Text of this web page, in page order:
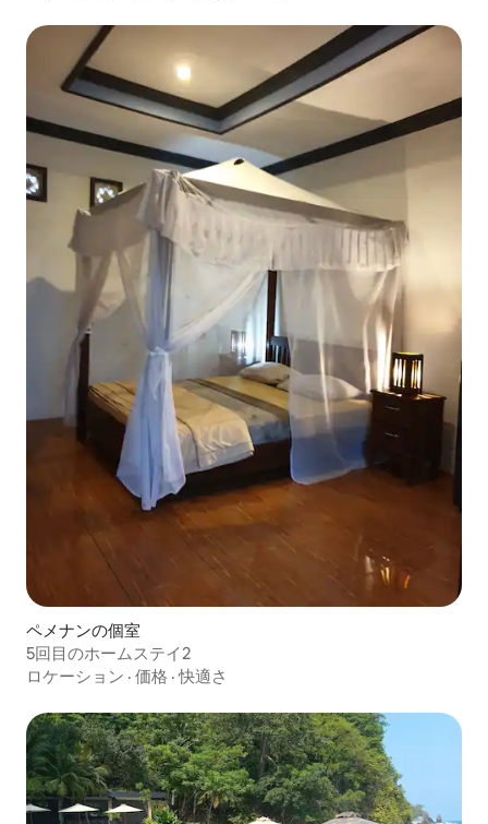
ペメナンの個室
5回目のホームステイ2
ロケーション · 価格 ·快適さ